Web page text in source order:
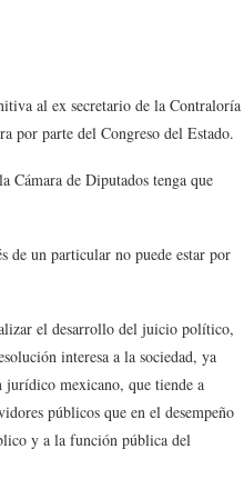
al ex secretario de la Contraloría
por parte del Congreso del Estado.
Cámara de Diputados tenga que
de un particular no puede estar por
el desarrollo del juicio político,
interesa a la sociedad, ya
mexicano, que tiende a
públicos que en el desempeño
y a la función pública del